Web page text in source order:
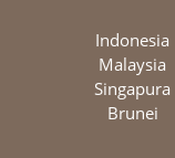
Indonesia
Malaysia
Singapura
Brunei